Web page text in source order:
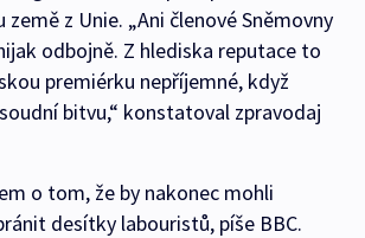
z Unie. „Ani členové Sněmovny
odbojně. Z hlediska reputace to
premiérku nepříjemné, když
bitvu,“ konstatoval zpravodaj
o tom, že by nakonec mohli
desítky labouristů, píše BBC.